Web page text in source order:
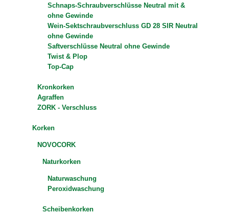
Schnaps-Schraubverschlüsse Neutral mit &
ohne Gewinde
Wein-Sektschraubverschluss GD 28 SIR Neutral
ohne Gewinde
Saftverschlüsse Neutral ohne Gewinde
Twist & Plop
Top-Cap
Kronkorken
Agraffen
ZORK - Verschluss
Korken
NOVOCORK
Naturkorken
Naturwaschung
Peroxidwaschung
Scheibenkorken